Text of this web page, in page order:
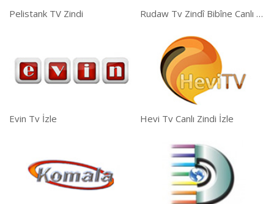
Pelistank TV Zindi Rudaw Tv Zindî Bibîne Canlı İzle
Evin Tv İzle Hevi Tv Canlı Zindi İzle